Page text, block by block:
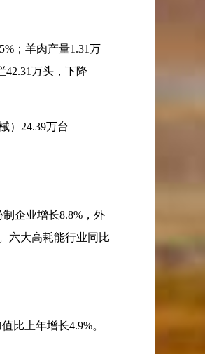
；羊肉产量1.31万
42.31万头，下降
） 24.39万台
制企业增长8.8% ，外
。六大高耗能行业同比
比上年增长4.9%。